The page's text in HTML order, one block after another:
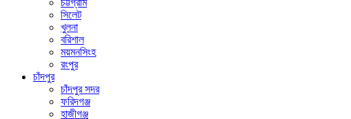
চট্টগ্রাম
সিলেট
খুলনা
বরিশাল
ময়মনসিংহ
রংপুর
চাঁদপুর
চাঁদপুর সদর
ফরিদগঞ্জ
হাজীগঞ্জ